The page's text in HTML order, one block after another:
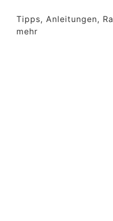
Tipps, Anleitungen,
mehr